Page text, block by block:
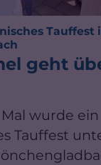
Tauffest
geht
wurde ein
Tauffest